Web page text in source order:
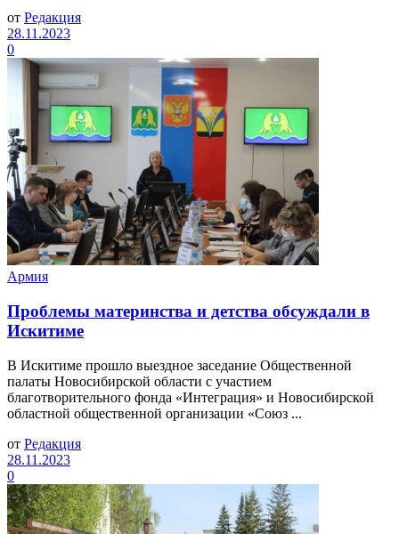
от Редакция
28.11.2023
0
Армия
Проблемы материнства и детства обсуждали в
Искитиме
В Искитиме прошло выездное заседание Общественной
палаты Новосибирской области с участием
благотворительного фонда «Интеграция» и Новосибирской
областной общественной организации «Союз ...
от Редакция
28.11.2023
0